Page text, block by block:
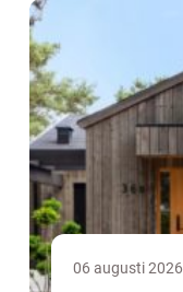
06 augusti 2026